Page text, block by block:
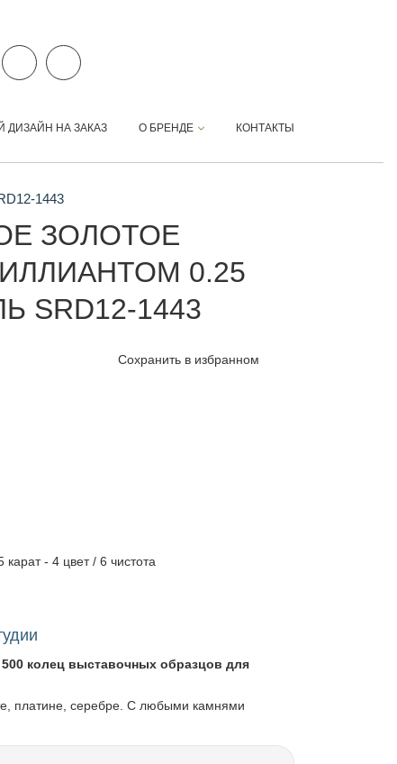
ДИЗАЙН НА ЗАКАЗ О БРЕНДЕ КОНТАКТЫ
1443
ЗОЛОТОЕ
0.25
SRD12-1443
Сохранить в избранном
- 4 цвет / 6 чистота
колец выставочных образцов для
платине, серебре. С любыми камнями